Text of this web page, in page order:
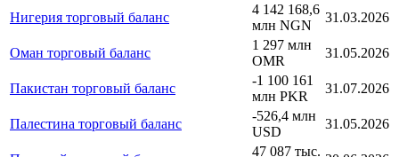
Нигерия торговый баланс
4 142 168,6
млн NGN
31.03.2026
Оман торговый баланс
1 297 млн
OMR
31.05.2026
Пакистан торговый баланс
-1 100 161
млн PKR
31.07.2026
Палестина торговый баланс
-526,4 млн
USD
31.05.2026
47 087 тыс.